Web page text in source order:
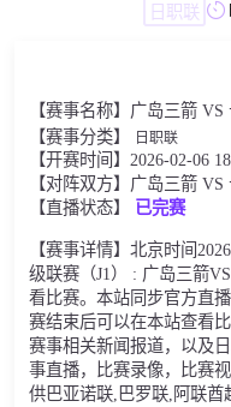
全球联赛
日职联
【赛事名称】广岛三箭
【赛事分类】
日职联
【开赛时间】2026-02-06
【对阵双方】广岛三箭
【直播状态】
已完赛
【赛事详情】北京时间
级联赛（J1） : 广岛三箭
看比赛。本站同步官方直
赛结束后可以在本站查看
赛事相关新闻报道，以及
事直播，比赛录像，比赛
供巴亚诺联,巴罗联,阿联酋